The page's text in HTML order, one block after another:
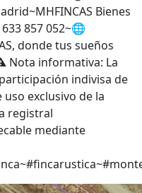
Bienes
857 052~🌐
donde tus sueños
Nota informativa: La
indivisa de
exclusivo de la
registral
mediante